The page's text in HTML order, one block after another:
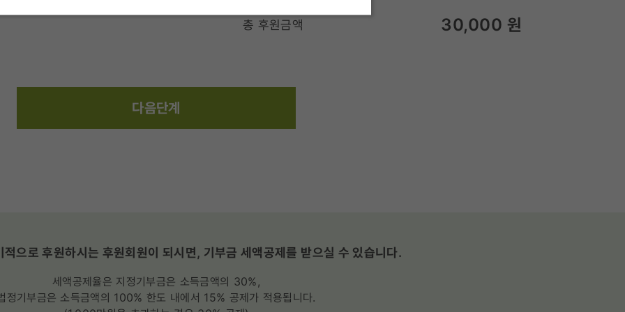
총 후원금액 30,000 원
다음단계
적으로 후원하시는 후원회원이 되시면, 기부금 세액공제를 받으실 수 있습니다.
세액공제율은 지정기부금은 소득금액의 30%,
정기부금은 소득금액의 100% 한도 내에서 15% 공제가 적용됩니다.